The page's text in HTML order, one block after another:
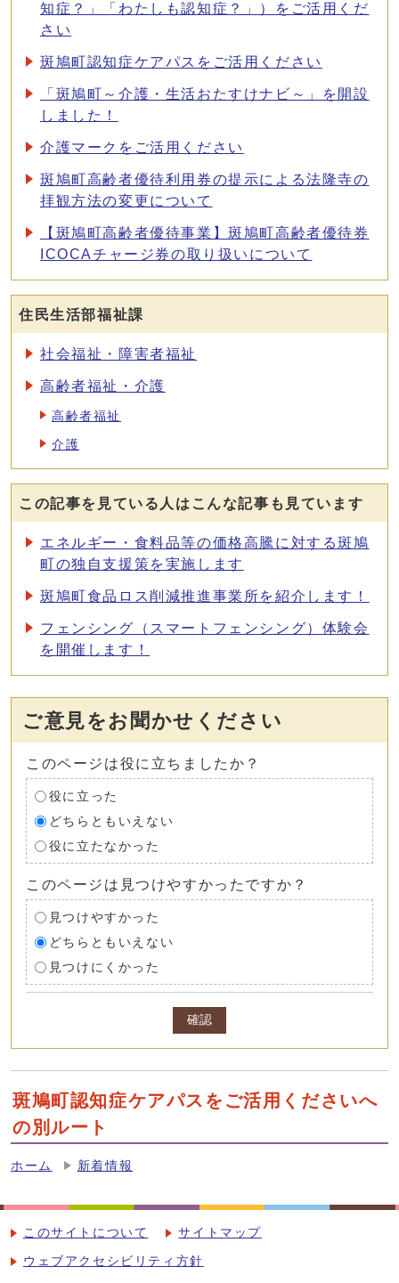
知症？」「わたしも認知症？」）をご活用くだ
さい
斑鳩町認知症ケアパスをご活用ください
「斑鳩町～介護・生活おたすけナビ～」を開設
しました！
介護マークをご活用ください
斑鳩町高齢者優待利用券の提示による法隆寺の
拝観方法の変更について
【斑鳩町高齢者優待事業】斑鳩町高齢者優待券
ICOCAチャージ券の取り扱いについて
住民生活部福祉課
社会福祉・障害者福祉
高齢者福祉・介護
高齢者福祉
介護
この記事を見ている人はこんな記事も見ています
エネルギー・食料品等の価格高騰に対する斑鳩
町の独自支援策を実施します
斑鳩町食品ロス削減推進事業所を紹介します！
フェンシング（スマートフェンシング）体験会
を開催します！
ご意見をお聞かせください
このページは役に立ちましたか？
役に立った
どちらともいえない
役に立たなかった
このページは見つけやすかったですか？
見つけやすかった
どちらともいえない
見つけにくかった
確認
斑鳩町認知症ケアパスをご活用くださいへ
の別ルート
ホーム 新着情報
このサイトについて サイトマップ
ウェブアクセシビリティ方針